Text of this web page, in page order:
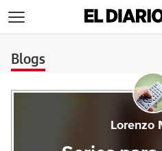
Blogs
Lorenzo